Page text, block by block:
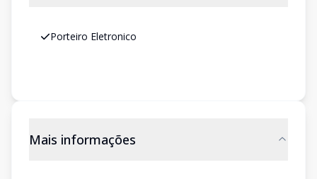
Porteiro Eletronico
Mais informações